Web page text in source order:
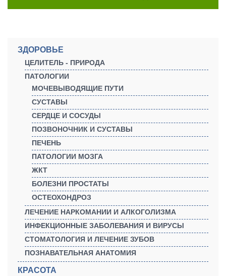
ЗДОРОВЬЕ
ЦЕЛИТЕЛЬ - ПРИРОДА
ПАТОЛОГИИ
МОЧЕВЫВОДЯЩИЕ ПУТИ
СУСТАВЫ
СЕРДЦЕ И СОСУДЫ
ПОЗВОНОЧНИК И СУСТАВЫ
ПЕЧЕНЬ
ПАТОЛОГИИ МОЗГА
ЖКТ
БОЛЕЗНИ ПРОСТАТЫ
ОСТЕОХОНДРОЗ
ЛЕЧЕНИЕ НАРКОМАНИИ И АЛКОГОЛИЗМА
ИНФЕКЦИОННЫЕ ЗАБОЛЕВАНИЯ И ВИРУСЫ
СТОМАТОЛОГИЯ И ЛЕЧЕНИЕ ЗУБОВ
ПОЗНАВАТЕЛЬНАЯ АНАТОМИЯ
КРАСОТА